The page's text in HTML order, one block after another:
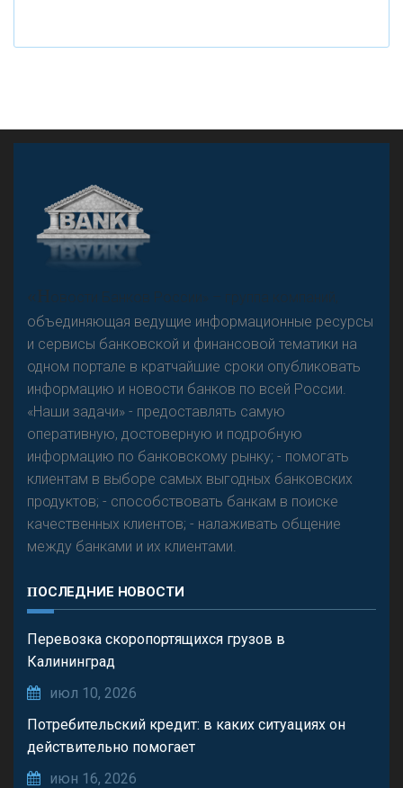
Резкого разворота на рынке автокредитов не
предвидится - «Интервью»
«Н
овости Банков России» – группа компаний,
объединяющая ведущие информационные ресурсы
и сервисы банковской и финансовой тематики на
одном портале в кратчайшие сроки опубликовать
информацию и новости банков по всей России.
«Наши задачи» - предоставлять самую
оперативную, достоверную и подробную
информацию по банковскому рынку; - помогать
клиентам в выборе самых выгодных банковских
продуктов; - способствовать банкам в поиске
качественных клиентов; - налаживать общение
между банками и их клиентами.
ПОСЛЕДНИЕ НОВОСТИ
Перевозка скоропортящихся грузов в
Калининград
июл 10, 2026
Потребительский кредит: в каких ситуациях он
действительно помогает
июн 16, 2026